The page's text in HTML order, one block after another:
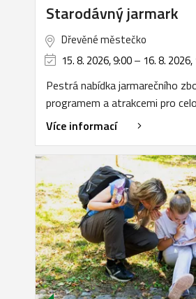
Starodávný jarmark
Dřevěné městečko
15. 8. 2026, 9:00– 16. 8.
Pestrá nabídka jarmarečního
programem a atrakcemi pro
Více informací